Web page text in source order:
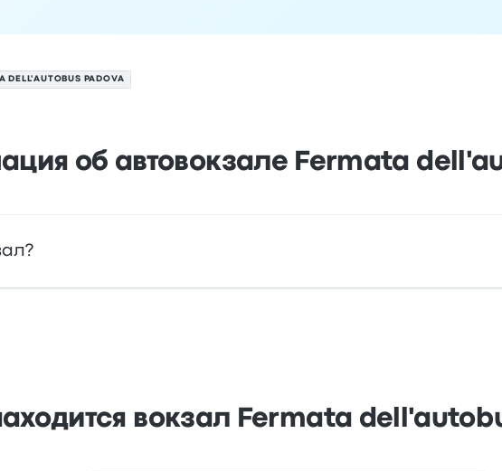
DELL'AUTOBUS PADOVA
об автовокзале Fermata
вокзал Fermata